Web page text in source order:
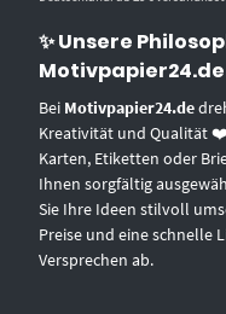
✨ Unsere
Motivpapier24.de
Bei Motivpapier24.de
Kreativität und Qualität
Karten, Etiketten oder
Ihnen sorgfältig
Sie Ihre Ideen stilvoll
Preise und eine schnelle
Versprechen ab.